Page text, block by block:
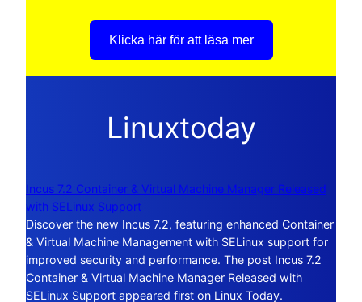
Klicka här för att läsa mer
Linuxtoday
Incus 7.2 Container & Virtual Machine Manager Released
with SELinux Support
Discover the new Incus 7.2, featuring enhanced Container
& Virtual Machine Management with SELinux support for
improved security and performance. The post Incus 7.2
Container & Virtual Machine Manager Released with
SELinux Support appeared first on Linux Today.